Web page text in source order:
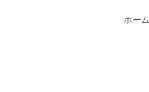
ホーム